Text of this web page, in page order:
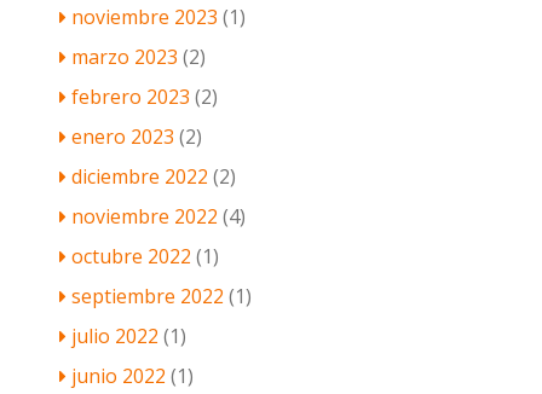
noviembre 2023 (1)
marzo 2023 (2)
febrero 2023 (2)
enero 2023 (2)
diciembre 2022 (2)
noviembre 2022 (4)
octubre 2022 (1)
septiembre 2022 (1)
julio 2022 (1)
junio 2022 (1)